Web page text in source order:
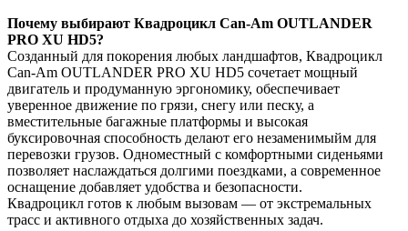
Почему выбирают Квадроцикл Can-Am OUTLANDER
PRO XU HD5?
Созданный для покорения любых ландшафтов, Квадроцикл
Can-Am OUTLANDER PRO XU HD5 сочетает мощный
двигатель и продуманную эргономику, обеспечивает
уверенное движение по грязи, снегу или песку, а
вместительные багажные платформы и высокая
буксировочная способность делают его незаменимыйм для
перевозки грузов. Одноместный с комфортными сиденьями
позволяет наслаждаться долгими поездками, а современное
оснащение добавляет удобства и безопасности.
Квадроцикл готов к любым вызовам — от экстремальных
трасс и активного отдыха до хозяйственных задач.